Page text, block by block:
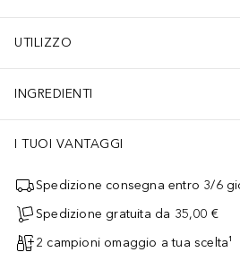
UTILIZZO
INGREDIENTI
I TUOI VANTAGGI
Spedizione consegna entro 3/6
Spedizione gratuita da 35,00 €
2 campioni omaggio a tua scelta¹